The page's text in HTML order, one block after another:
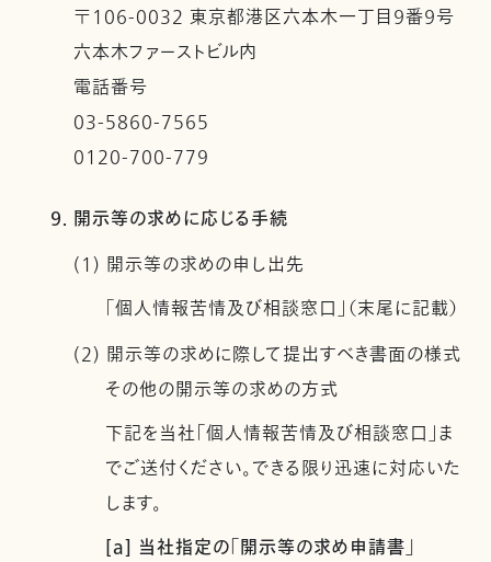
〒106-0032 東京都港区六本木一丁目９番９号
六本木ファーストビル内
電話番号
03-5860-7565
0120-700-779
9. 開示等の求めに応じる手続
(1) 開示等の求めの申し出先
「個人情報苦情及び相談窓口」（末尾に記載）
(2) 開示等の求めに際して提出すべき書面の様式
その他の開示等の求めの方式
下記を当社「個人情報苦情及び相談窓口」ま
でご送付ください。できる限り迅速に対応いた
します。
[a] 当社指定の「開示等の求め申請書」